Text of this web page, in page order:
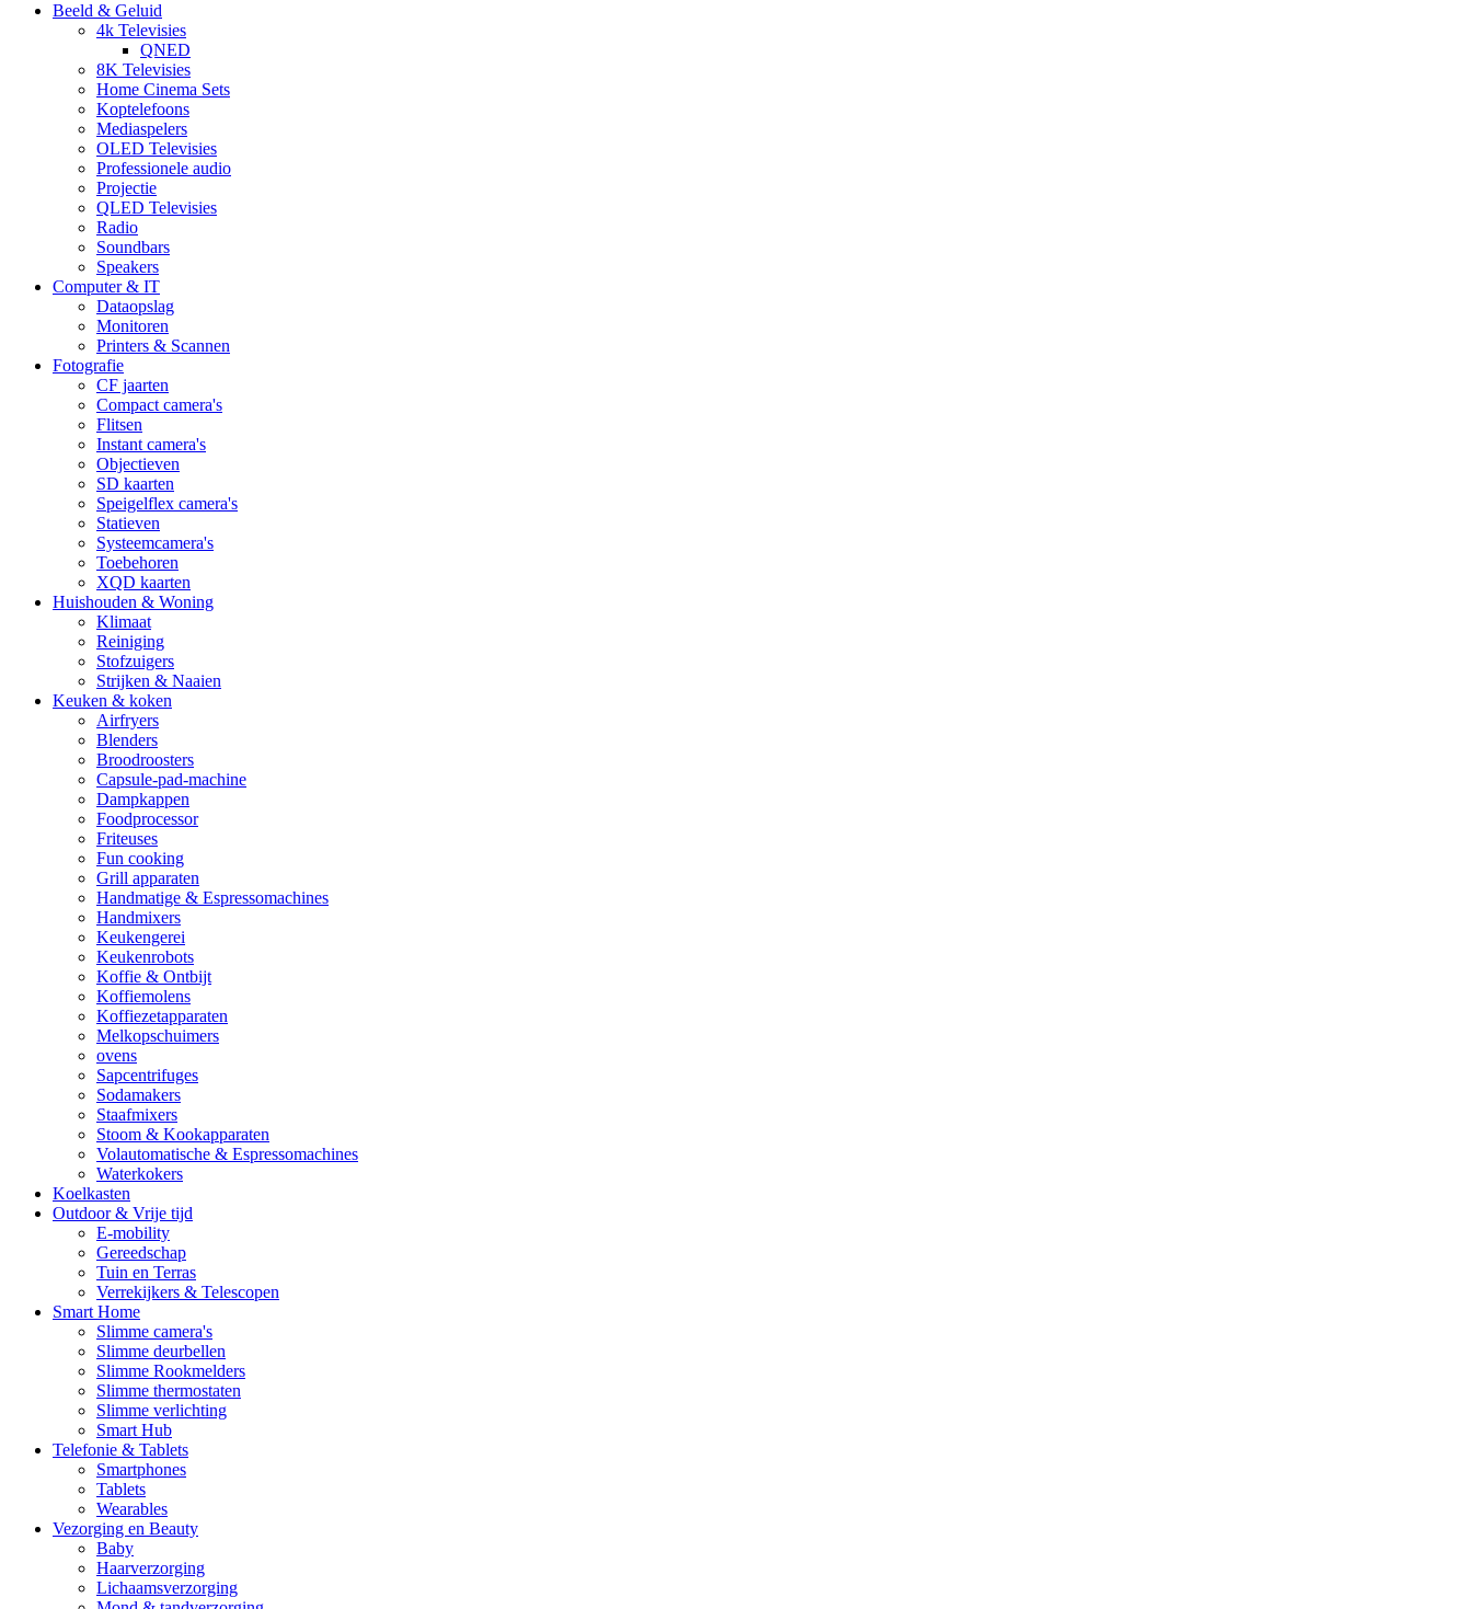
Beeld & Geluid
4k Televisies
QNED
8K Televisies
Home Cinema Sets
Koptelefoons
Mediaspelers
OLED Televisies
Professionele audio
Projectie
QLED Televisies
Radio
Soundbars
Speakers
Computer & IT
Dataopslag
Monitoren
Printers & Scannen
Fotografie
CF jaarten
Compact camera's
Flitsen
Instant camera's
Objectieven
SD kaarten
Speigelflex camera's
Statieven
Systeemcamera's
Toebehoren
XQD kaarten
Huishouden & Woning
Klimaat
Reiniging
Stofzuigers
Strijken & Naaien
Keuken & koken
Airfryers
Blenders
Broodroosters
Capsule-pad-machine
Dampkappen
Foodprocessor
Friteuses
Fun cooking
Grill apparaten
Handmatige & Espressomachines
Handmixers
Keukengerei
Keukenrobots
Koffie & Ontbijt
Koffiemolens
Koffiezetapparaten
Melkopschuimers
ovens
Sapcentrifuges
Sodamakers
Staafmixers
Stoom & Kookapparaten
Volautomatische & Espressomachines
Waterkokers
Koelkasten
Outdoor & Vrije tijd
E-mobility
Gereedschap
Tuin en Terras
Verrekijkers & Telescopen
Smart Home
Slimme camera's
Slimme deurbellen
Slimme Rookmelders
Slimme thermostaten
Slimme verlichting
Smart Hub
Telefonie & Tablets
Smartphones
Tablets
Wearables
Vezorging en Beauty
Baby
Haarverzorging
Lichaamsverzorging